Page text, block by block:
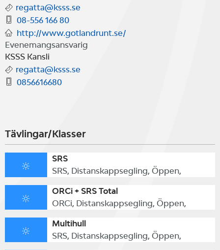
regatta@ksss.se
08-556 166 80
http://www.gotlandrunt.se/
Evenemangsansvarig
KSSS Kansli
regatta@ksss.se
0856616680
Tävlingar/Klasser
SRS
SRS, Distanskappsegling, Öppen,
ORCi + SRS Total
ORCi, Distanskappsegling, Öppen,
Multihull
SRS, Distanskappsegling, Öppen,